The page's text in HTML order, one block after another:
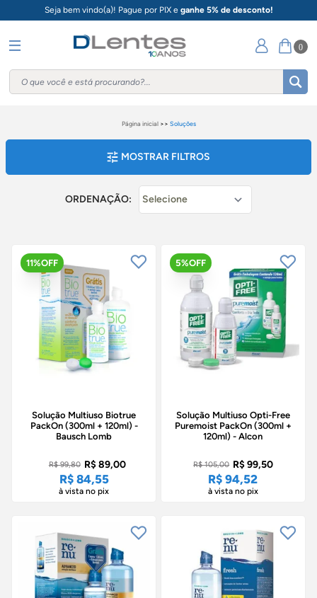
Seja bem vindo(a)! Pague por PIX e ganhe 5% de desconto!
0
Página inicial>> Soluções
MOSTRAR FILTROS
ORDENAÇÃO:
Solução Multiuso Biotrue
PackOn (300ml + 120ml) -
Bausch Lomb
R$ 99,80 R$ 89,00
R$ 84,55
à vista no pix
11%OFF
Solução Multiuso Opti-Free
Puremoist PackOn (300ml +
120ml) - Alcon
R$ 105,00 R$ 99,50
R$ 94,52
à vista no pix
5%OFF